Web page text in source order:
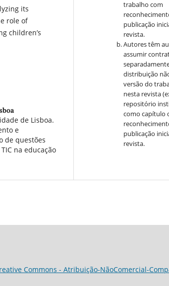
its
role of
children’s
de Lisboa.
e
de questões
na educação
trabalho com
publicação
revista.
Autores têm
assumir
distribuição
versão do
nesta revista
repositório
como capítulo
publicação
revista.
Commons - Atribuição-NãoComercial-